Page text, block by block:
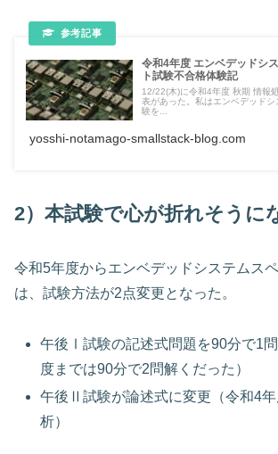
令和4年度 エンベデッドシ
ト試験不合格体験記
12/22(木)に令和4年度 秋期 情報
表があった。私はエンベデッド
験を...
yosshi-notamago-smallstack-blog.com
2）本試験で心が折れそうに
令和5年度からエンベデッドシステムス
は、試験方法が2点変更となった。
午後Ⅰ試験の記述式問題を90分で1
度までは90分で2問解くだった）
午後Ⅱ試験が論述式に変更（令和4
析）